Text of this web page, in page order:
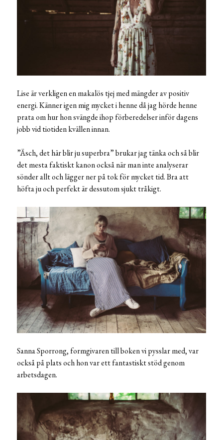
Lise är verkligen en makalös tjej med mängder av positiv
energi. Känner igen mig mycket i henne då jag hörde henne
prata om hur hon svängde ihop förberedelser inför dagens
jobb vid tiotiden kvällen innan.
”Äsch, det här blir ju superbra” brukar jag tänka och så blir
det mesta faktiskt kanon också när man inte analyserar
sönder allt och lägger ner på tok för mycket tid. Bra att
höfta ju och perfekt är dessutom sjukt tråkigt.
Sanna Sporrong, formgivaren till boken vi pysslar med, var
också på plats och hon var ett fantastiskt stöd genom
arbetsdagen.